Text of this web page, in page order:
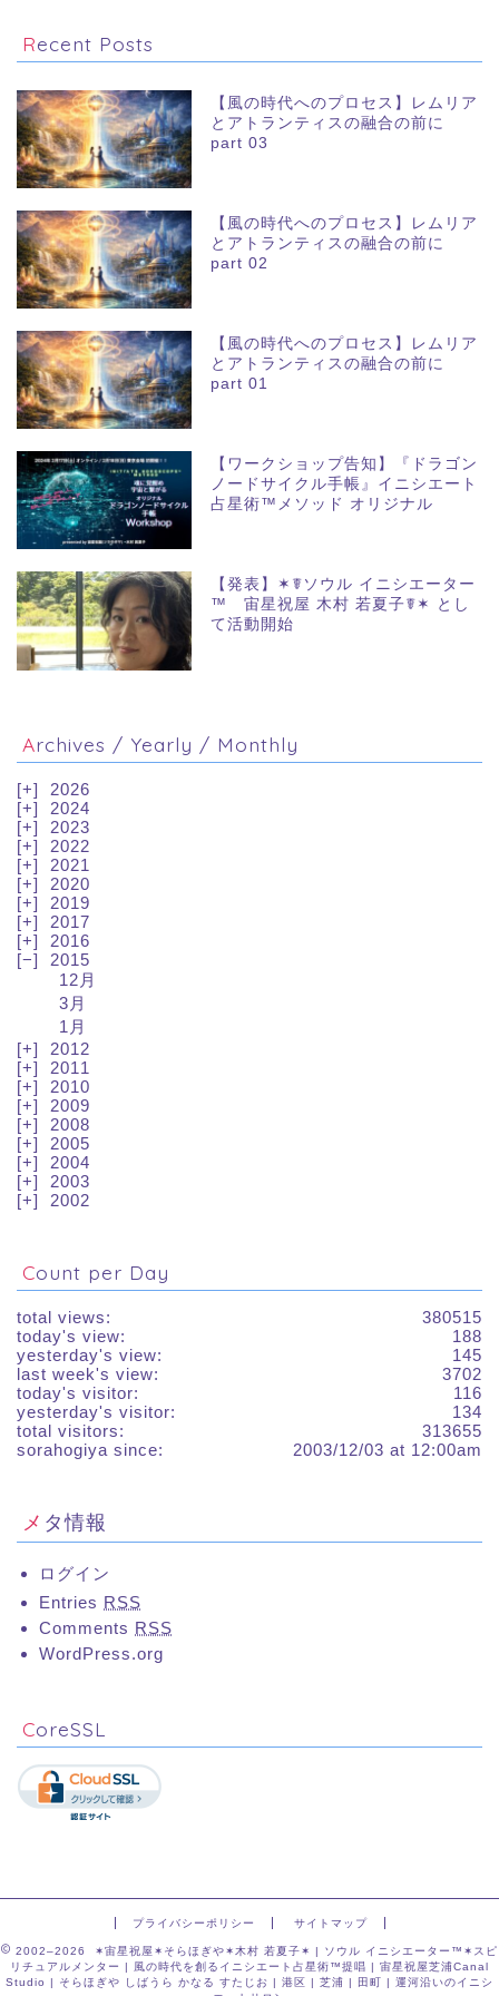
Recent Posts
【風の時代へのプロセス】レムリア
とアトランティスの融合の前に
part 03
【風の時代へのプロセス】レムリア
とアトランティスの融合の前に
part 02
【風の時代へのプロセス】レムリア
とアトランティスの融合の前に
part 01
【ワークショップ告知】『ドラゴン
ノードサイクル手帳』イニシエート
占星術™メソッド オリジナル
【発表】✶☤ソウル イニシエーター
™ 宙星祝屋 木村 若夏子☤✶ とし
て活動開始
Archives / Yearly / Monthly
2026
2024
2023
2022
2021
2020
2019
2017
2016
2015
12月
3月
1月
2012
2011
2010
2009
2008
2005
2004
2003
2002
Count per Day
380515
total views:
188
today's view:
145
yesterday's view:
3702
last week's view:
116
today's visitor:
134
yesterday's visitor:
313655
total visitors:
2003/12/03 at 12:00am
sorahogiya since:
メタ情報
ログイン
Entries RSS
Comments RSS
WordPress.org
CoreSSL
プライバシーポリシー サイトマップ
2002–2026 ✶宙星祝屋✶そらほぎや✶木村 若夏子✶ | ソウル イニシエーター™✶スピ
リチュアルメンター | 風の時代を創るイニシエート占星術™提唱 | 宙星祝屋芝浦Canal
Studio | そらほぎや しばうら かなる すたじお | 港区 | 芝浦 | 田町 | 運河沿いのイニシ